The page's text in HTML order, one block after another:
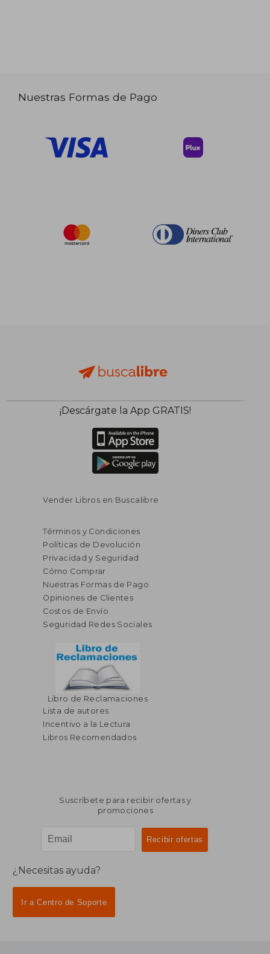
Nuestras Formas de Pago
¡Descárgate la App GRATIS!
Vender Libros en Buscalibre
Términos y Condiciones
Políticas de Devolución
Privacidad y Seguridad
Cómo Comprar
Nuestras Formas de Pago
Opiniones de Clientes
Costos de Envío
Seguridad Redes Sociales
Libro de Reclamaciones
Lista de autores
Incentivo a la Lectura
Libros Recomendados
Suscríbete para recibir ofertas y
promociones
¿Necesitas ayuda?
Ir a Centro de Soporte